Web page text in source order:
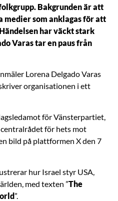
Bakgrunden är att
medier som anklagas för att
har väckt stark
Varas tar en paus från
Lorena Delgado Varas
organisationen i ett
för Vänsterpartiet,
för hets mot
bild på plattformen X den 7
hur Israel styr USA,
med texten ”The
”.